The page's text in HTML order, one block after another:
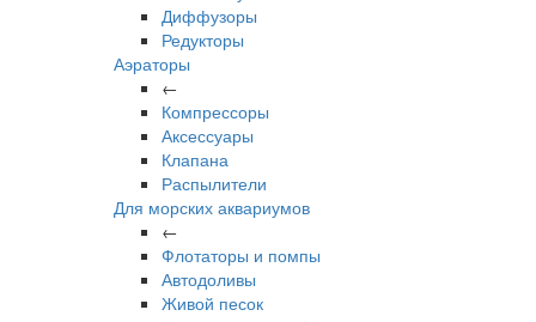
Диффузоры
Редукторы
Аэраторы
←
Компрессоры
Аксессуары
Клапана
Распылители
Для морских аквариумов
←
Флотаторы и помпы
Автодоливы
Живой песок